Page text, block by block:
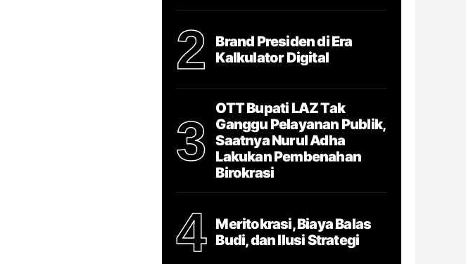
2
Brand Presiden di Era
Kalkulator Digital
3
OTT Bupati LAZ Tak
Ganggu Pelayanan Publik,
Saatnya Nurul Adha
Lakukan Pembenahan
Birokrasi
4
Meritokrasi, Biaya Balas
Budi, dan Ilusi Strategi